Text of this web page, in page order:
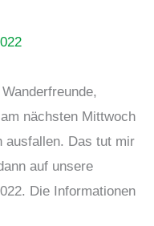
nächsten Mittwoch
ausfallen. Das tut mir
auf unsere
Die Informationen